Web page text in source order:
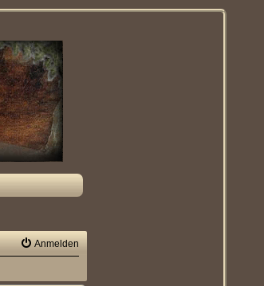
Anmelden